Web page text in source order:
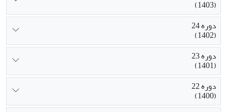
(1403)
دوره 24
(1402)
دوره 23
(1401)
دوره 22
(1400)